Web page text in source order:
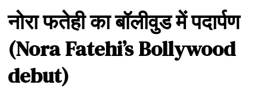
नोराफतेहीकाबॉलीवुडमेंपदार्पण
(Nora Fatehi’s Bollywood
debut)